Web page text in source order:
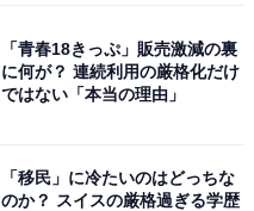
「青春18きっぷ」販売激減の裏
に何が？ 連続利用の厳格化だけ
ではない「本当の理由」
「移民」に冷たいのはどっちな
のか？ スイスの厳格過ぎる学歴